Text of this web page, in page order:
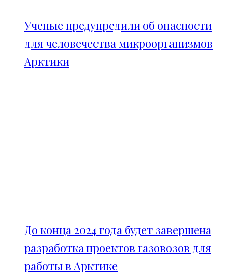
Ученые предупредили об опасности
для человечества микроорганизмов
Арктики
До конца 2024 года будет завершена
разработка проектов газовозов для
работы в Арктике